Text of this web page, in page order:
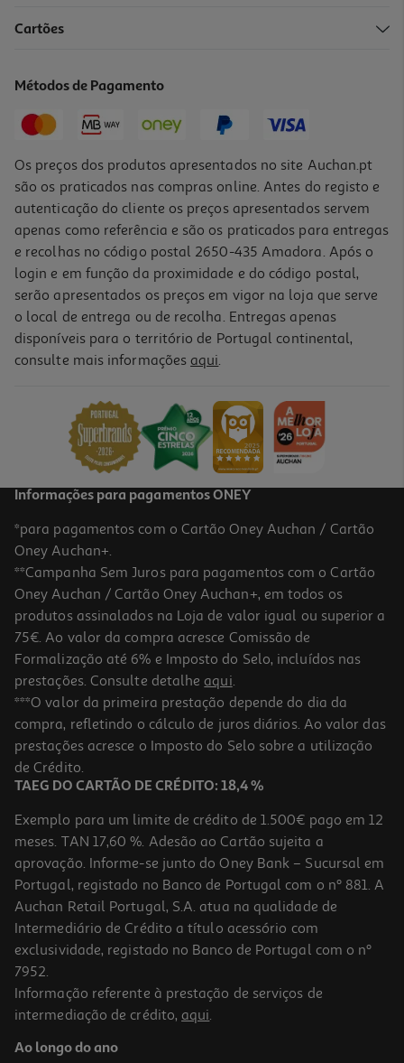
Saco Para Presente Auchan Kraft Tamanho L
Saco Para Presente Auchan Tamanho S
1.19 €/un
1,19 €
Saco Para Presente Auchan Tamanho M
1.59 €/un
Cartões
Métodos de Pagamento
Os preços dos produtos apresentados no site Auchan.pt
são os praticados nas compras online. Antes do registo e
autenticação do cliente os preços apresentados servem
apenas como referência e são os praticados para entregas
e recolhas no código postal 2650-435 Amadora. Após o
login e em função da proximidade e do código postal,
serão apresentados os preços em vigor na loja que serve
o local de entrega ou de recolha. Entregas apenas
disponíveis para o território de Portugal continental,
consulte mais informações aqui.
Informações para pagamentos ONEY
*para pagamentos com o Cartão Oney Auchan / Cartão
Oney Auchan+.
**Campanha Sem Juros para pagamentos com o Cartão
Oney Auchan / Cartão Oney Auchan+, em todos os
produtos assinalados na Loja de valor igual ou superior a
75€. Ao valor da compra acresce Comissão de
Formalização até 6% e Imposto do Selo, incluídos nas
prestações. Consulte detalhe aqui.
***O valor da primeira prestação depende do dia da
compra, refletindo o cálculo de juros diários. Ao valor das
prestações acresce o Imposto do Selo sobre a utilização
de Crédito.
TAEG DO CARTÃO DE CRÉDITO: 18,4 %
Exemplo para um limite de crédito de 1.500€ pago em 12
meses. TAN 17,60 %. Adesão ao Cartão sujeita a
aprovação. Informe-se junto do Oney Bank – Sucursal em
Portugal, registado no Banco de Portugal com o nº 881. A
Auchan Retail Portugal, S.A. atua na qualidade de
Intermediário de Crédito a título acessório com
exclusividade, registado no Banco de Portugal com o nº
7952.
Informação referente à prestação de serviços de
intermediação de crédito, aqui.
Ao longo do ano